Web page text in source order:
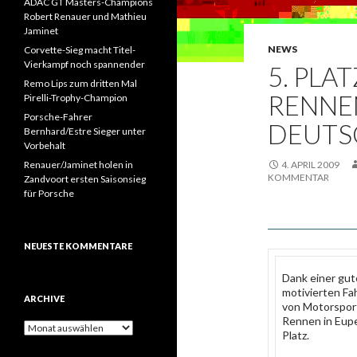
NEWS
5.
4. APRIL 2009
KOMMENTAR
Dank einer
motivierten
von
Rennen in
Platz.
Robert Renauer und Mathieu
Jaminet
Corvette-Sieg macht Titel-
Vierkampf noch spannender
Remo Lips zum dritten Mal
Pirelli-Trophy-Champion
Porsche-Fahrer
Bernhard/Estre Sieger unter
Vorbehalt
Renauer/Jaminet holen in
Zandvoort ersten Saisonsieg
für Porsche
NEUESTE KOMMENTARE
ARCHIVE
A